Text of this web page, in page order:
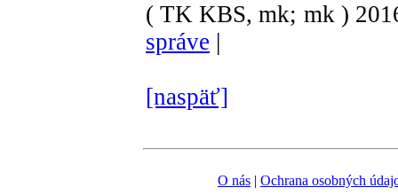
( TK KBS, mk; mk )
správe |
[naspäť]
O nás | Ochrana osobných